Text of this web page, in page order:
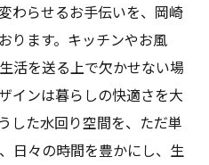
わらせるお手伝いを、岡崎
ります。キッチンやお風
活を送る上で欠かせない場
インは暮らしの快適さを大
した水回り空間を、ただ単
日々の時間を豊かにし、生